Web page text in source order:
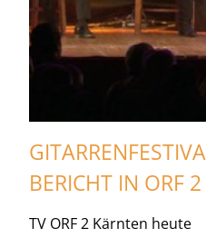
BERICHT IN ORF
TV ORF 2 Kärnten heute